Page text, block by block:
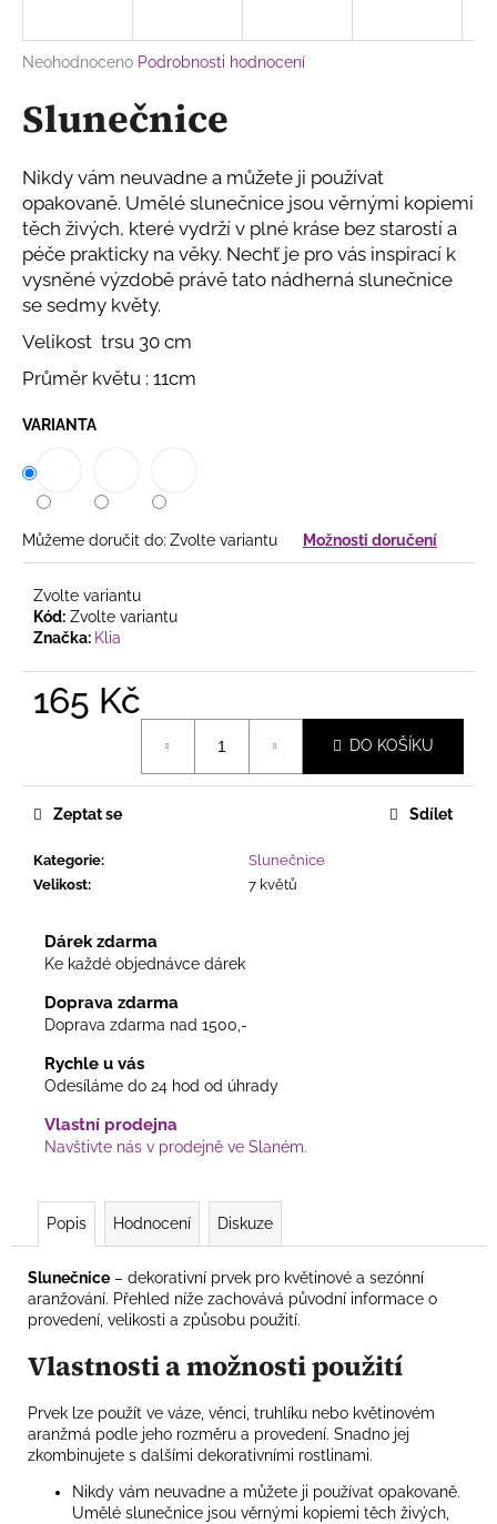
Průměrné
produktu
je
5
hvězdiček.
Neohodnoceno Podrobnosti hodnocení
Slunečnice
Nikdy vám neuvadne a můžete ji používat
opakovaně. Umělé slunečnice jsou věrnými kopiemi
těch živých, které vydrží v plné kráse bez starostí a
péče prakticky na věky. Nechť je pro vás inspirací k
vysněné výzdobě právě tato nádherná slunečnice
se sedmy květy.
Velikost trsu 30 cm
Průměr květu : 11cm
VARIANTA
Můžeme doručit do: Zvolte variantu Možnosti doručení
Zvolte variantu
Kód: Zvolte variantu
Značka: Klia
165 Kč
DO KOŠÍKU
Kategorie:
Slunečnice
Velikost: 7 květů
Zeptat se Sdílet
Dárek zdarma
Ke každé objednávce dárek
Doprava zdarma
Doprava zdarma nad 1500,-
Rychle u vás
Odesíláme do 24 hod od úhrady
Vlastní prodejna
Navštivte nás v prodejně ve Slaném.
Popis Hodnocení Diskuze
Slunečnice – dekorativní prvek pro květinové a sezónní
aranžování. Přehled níže zachovává původní informace o
provedení, velikosti a způsobu použití.
Vlastnosti a možnosti použití
Prvek lze použít ve váze, věnci, truhlíku nebo květinovém
aranžmá podle jeho rozměru a provedení. Snadno jej
zkombinujete s dalšími dekorativními rostlinami.
Nikdy vám neuvadne a můžete ji používat opakovaně.
Umělé slunečnice jsou věrnými kopiemi těch živých,
j
t
?
HLEDAT
D
o
o
u
j
e
m
PŘÍRODNĚ
LADĚNÝ
VĚNEC
KOMBINACI
KVĚTY,
DŘEVĚNÝMI
MOTÝLKY